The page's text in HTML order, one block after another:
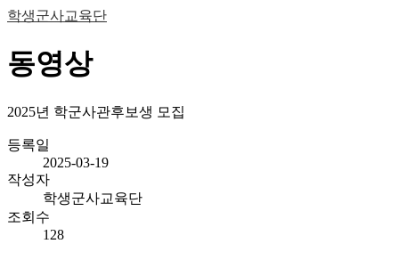
학생군사교육단
동영상
2025년 학군사관후보생 모집
등록일
2025-03-19
작성자
학생군사교육단
조회수
128